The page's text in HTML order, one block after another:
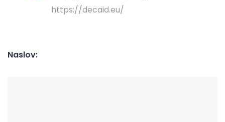
https://decaid.eu/
Naslov: